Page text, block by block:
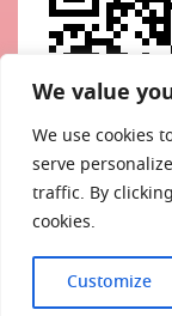
We value
We use cookies
serve
traffic. By
cookies.
Customize
©Copyright .